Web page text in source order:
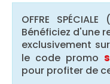
OFFRE
Bénéficiez d'une
exclusivement
le code promo
pour profiter de